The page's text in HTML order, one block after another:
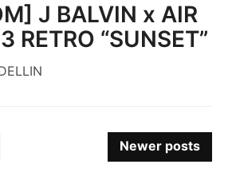
J BALVIN x AIR
RETRO “SUNSET”
Newer posts